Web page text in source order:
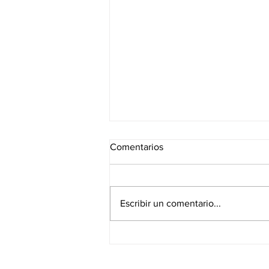
Comentarios
Escribir un comentario...